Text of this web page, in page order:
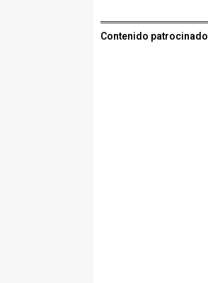
Contenido patrocinado